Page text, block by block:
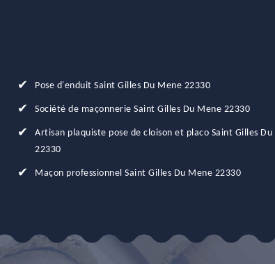
Pose d'enduit Saint Gilles Du Mene 22330
Société de maçonnerie Saint Gilles Du Mene 22330
Artisan plaquiste pose de cloison et placo Saint Gilles Du
22330
Maçon professionnel Saint Gilles Du Mene 22330